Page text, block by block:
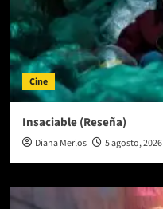
Cine
Insaciable (Reseña)
Diana Merlos 5 agosto, 2026